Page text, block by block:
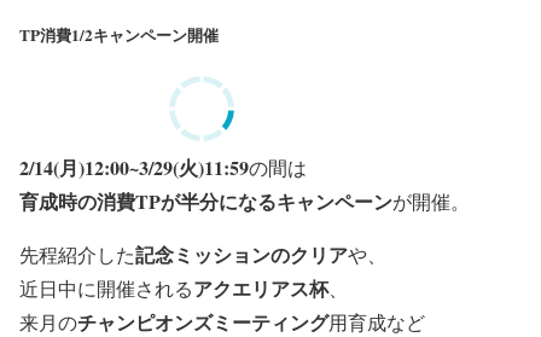
TP消費1/2キャンペーン開催
2/14(月)12:00~3/29(火)11:59の間は
育成時の消費TPが半分になるキャンペーンが開催。
先程紹介した記念ミッションのクリアや、
近日中に開催されるアクエリアス杯、
来月のチャンピオンズミーティング用育成など